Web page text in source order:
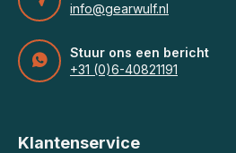
info@gearwulf.nl
Stuur ons een bericht
+31 (0)6-40821191
Klantenservice